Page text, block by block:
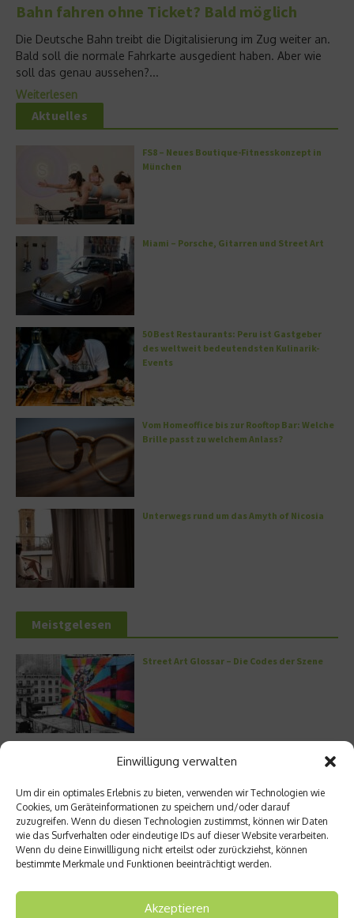
Einwilligung verwalten
Um dir ein optimales Erlebnis zu bieten, verwenden wir Technologien wie
Cookies, um Geräteinformationen zu speichern und/oder darauf
zuzugreifen. Wenn du diesen Technologien zustimmst, können wir Daten
wie das Surfverhalten oder eindeutige IDs auf dieser Website verarbeiten.
Wenn du deine Einwillligung nicht erteilst oder zurückziehst, können
bestimmte Merkmale und Funktionen beeinträchtigt werden.
Akzeptieren
Bahn fahren ohne Ticket? Bald möglich
Die Deutsche Bahn treibt die Digitalisierung im Zug weiter an.
Bald soll die normale Fahrkarte ausgedient haben. Aber wie
soll das genau aussehen?...
Weiterlesen
Aktuelles
FS8 – Neues Boutique-Fitnesskonzept in
München
Miami – Porsche, Gitarren und Street Art
50 Best Restaurants: Peru ist Gastgeber
des weltweit bedeutendsten Kulinarik-
Events
Vom Homeoffice bis zur Rooftop Bar: Welche
Brille passt zu welchem Anlass?
Unterwegs rund um das Amyth of Nicosia
Meistgelesen
Street Art Glossar – Die Codes der Szene
Kann man Hunde vegan ernähren?